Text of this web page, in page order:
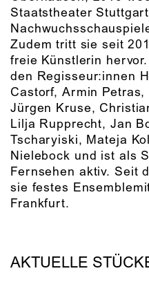
Staatstheater
Zudem tritt sie seit
freie Künstlerin
den Regisseur:innen
Castorf, Armin
Jürgen Kruse,
Lilja Rupprecht, Jan
Tscharyiski, Mateja
Nielebock und ist als
Fernsehen aktiv. Seit
sie festes
Frankfurt.
AKTUELLE